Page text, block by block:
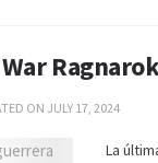
ON JULY 17, 2024
La